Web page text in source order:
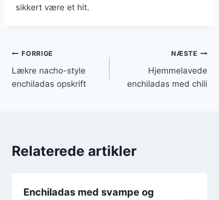
sikkert være et hit.
Indlægsnavigation
FORRIGE
Lækre nacho-style
enchiladas opskrift
NÆSTE
Hjemmelavede
enchiladas med chili
Relaterede artikler
Enchiladas med svampe og